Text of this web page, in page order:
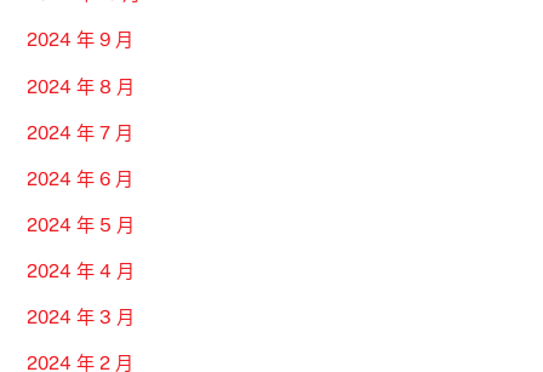
2024 年 9 月
2024 年 8 月
2024 年 7 月
2024 年 6 月
2024 年 5 月
2024 年 4 月
2024 年 3 月
2024 年 2 月